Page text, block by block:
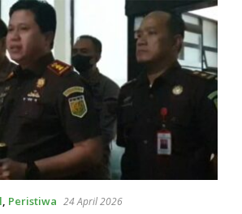
, Peristiwa 24 April 2026